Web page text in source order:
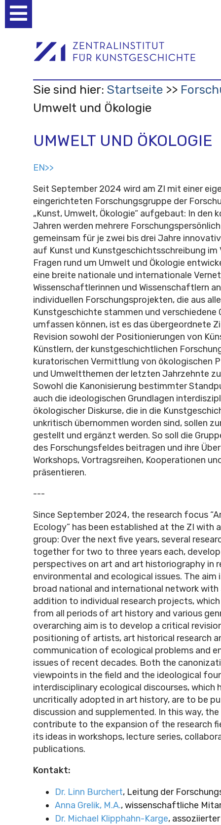
Werkzeuge
Sie sind hier: Startseite
Umwelt und Ökologie
UMWELT UND ÖKOLOGIE
EN>>
Seit September 2024 wird am ZI mit einer
eingerichteten Forschungsgruppe der
„Kunst, Umwelt, Ökologie“ aufgebaut: In den
Jahren werden mehrere
gemeinsam für je zwei bis drei Jahre
auf Kunst und Kunstgeschichtsschreibung im
Fragen rund um Umwelt und Ökologie
eine breite nationale und internationale
Wissenschaftlerinnen und Wissenschaftlern
individuellen Forschungsprojekten, die aus
Kunstgeschichte stammen und verschiedene
umfassen können, ist es das übergeordnete
Revision sowohl der Positionierungen von
Künstlern, der kunstgeschichtlichen
kuratorischen Vermittlung von ökologischen
und Umweltthemen der letzten Jahrzehnte
Sowohl die Kanonisierung bestimmter
auch die ideologischen Grundlagen
ökologischer Diskurse, die in die
unkritisch übernommen worden sind, sollen
gestellt und ergänzt werden. So soll die
des Forschungsfeldes beitragen und ihre
Workshops, Vortragsreihen, Kooperationen
präsentieren.
---
Since September 2024, the research focus
Ecology” has been established at the ZI with
group: Over the next five years, several
together for two to three years each,
perspectives on art and art historiography in
environmental and ecological issues. The aim
broad national and international network with
addition to individual research projects,
from all periods of art history and various
overarching aim is to develop a critical
positioning of artists, art historical research
communication of ecological problems and
issues of recent decades. Both the
viewpoints in the field and the ideological
interdisciplinary ecological discourses, which
uncritically adopted in art history, are to be
discussion and supplemented. In this way,
contribute to the expansion of the research
its ideas in workshops, lecture series,
publications.
Kontakt:
Dr. Linn Burchert, Leitung der
Anna Grelik, M.A., wissenschaftliche
Dr. Michael Klipphahn-Karge, assoziierter